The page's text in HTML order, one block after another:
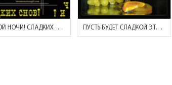
ДОБРОЙ НОЧИ! СЛАДКИХ СНОВ! (ГОРЯЩИЕ СВЕЧИ) ПУСТЬ БУДЕТ СЛАДКОЙ ЭТА НОЧЬ! (МОРОЖЕНОЕ И ФРУКТЫ)